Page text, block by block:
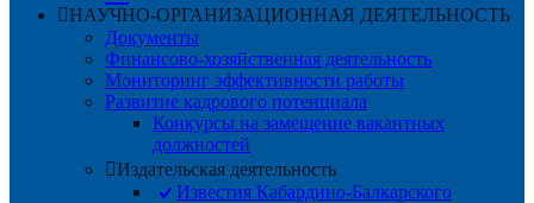
НАУЧНО-ОРГАНИЗАЦИОННАЯ ДЕЯТЕЛЬНОСТЬ
Документы
Финансово-хозяйственная деятельность
Мониторинг эффективности работы
Развитие кадрового потенциала
Конкурсы на замещение вакантных
должностей
Издательская деятельность
Известия Кабардино-Балкарского